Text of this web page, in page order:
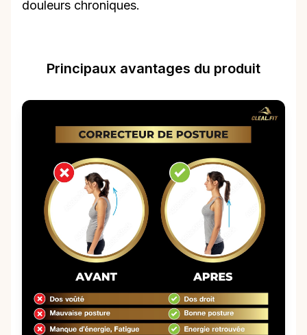
douleurs chroniques.
Principaux avantages du produit